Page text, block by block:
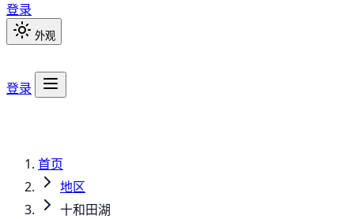
登录
外观
登录
首页
地区
十和田湖